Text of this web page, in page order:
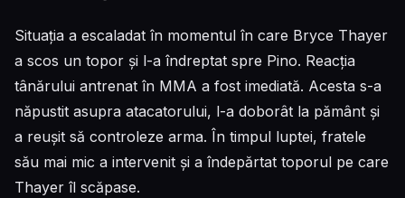
Situația a escaladat în momentul în care Bryce Thayer
a scos un topor și l-a îndreptat spre Pino. Reacția
tânărului antrenat în MMA a fost imediată. Acesta s-a
năpustit asupra atacatorului, l-a doborât la pământ și
a reușit să controleze arma. În timpul luptei, fratele
său mai mic a intervenit și a îndepărtat toporul pe care
Thayer îl scăpase.